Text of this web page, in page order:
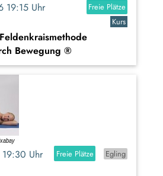
19:15 Uhr
Freie Plätze
Kurs
Bewegung ®
Uhr Freie Plätze
Egling